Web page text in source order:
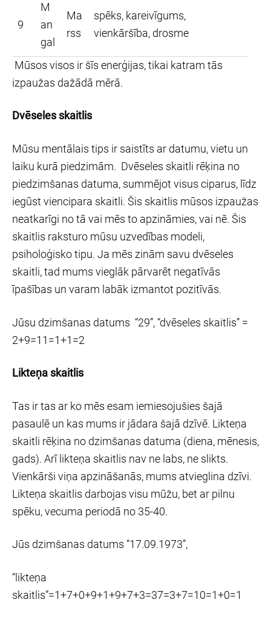
9
M
an
gal
Ma
rss
spēks, kareivīgums,
vienkāršība, drosme
Mūsos visos ir šīs enerģijas, tikai katram tās
izpaužas dažādā mērā.
Dvēseles skaitlis
Mūsu mentālais tips ir saistīts ar datumu, vietu un
laiku kurā piedzimām. Dvēseles skaitli rēķina no
piedzimšanas datuma, summējot visus ciparus, līdz
iegūst viencipara skaitli. Šis skaitlis mūsos izpaužas
neatkarīgi no tā vai mēs to apzināmies, vai nē. Šis
skaitlis raksturo mūsu uzvedības modeli,
psiholoģisko tipu. Ja mēs zinām savu dvēseles
skaitli, tad mums vieglāk pārvarēt negatīvās
īpašības un varam labāk izmantot pozitīvās.
Jūsu dzimšanas datums “29”, “dvēseles skaitlis” =
2+9=11=1+1=2
Likteņa skaitlis
Tas ir tas ar ko mēs esam iemiesojušies šajā
pasaulē un kas mums ir jādara šajā dzīvē. Likteņa
skaitli rēķina no dzimšanas datuma (diena, mēnesis,
gads). Arī likteņa skaitlis nav ne labs, ne slikts.
Vienkārši viņa apzināšanās, mums atvieglina dzīvi.
Likteņa skaitlis darbojas visu mūžu, bet ar pilnu
spēku, vecuma periodā no 35-40.
Jūs dzimšanas datums “17.09.1973”,
“likteņa
skaitlis”=1+7+0+9+1+9+7+3=37=3+7=10=1+0=1